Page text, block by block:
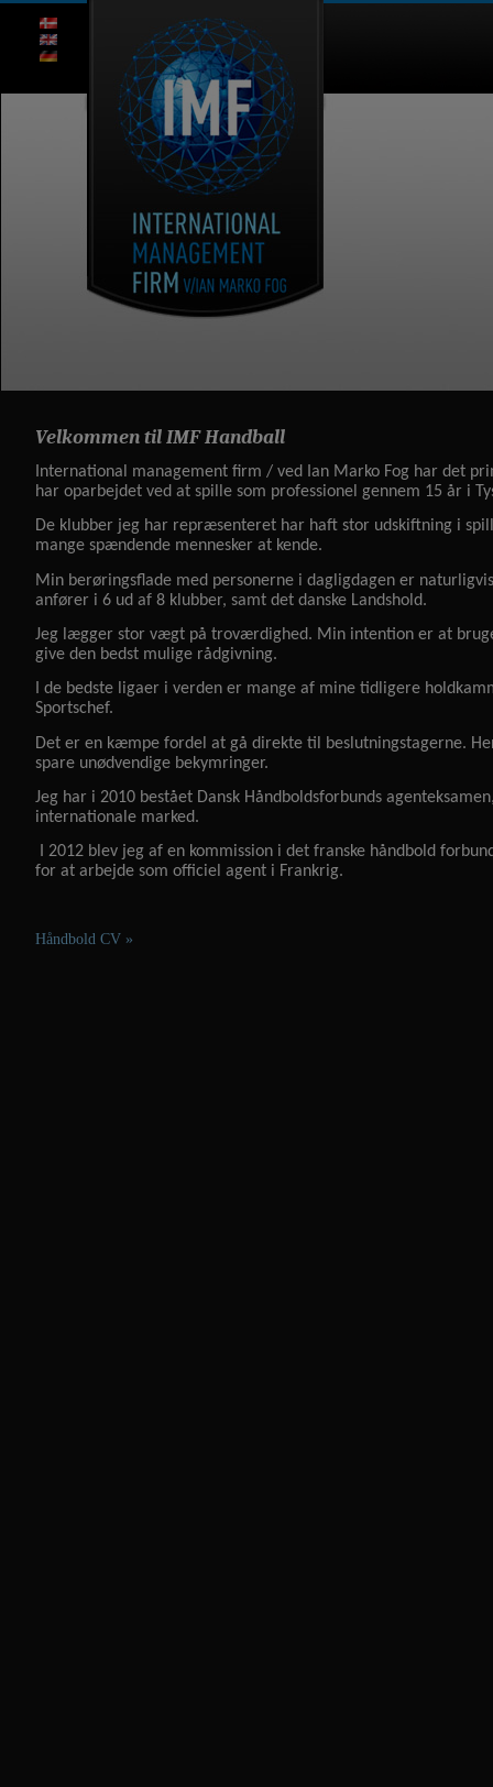
Velkommen til IMF Handball
International management firm / ved Ian Marko Fog har det
har oparbejdet ved at spille som professionel gennem 15 år i
De klubber jeg har repræsenteret har haft stor udskiftning i
mange spændende mennesker at kende.
Min berøringsflade med personerne i dagligdagen er
anfører i 6 ud af 8 klubber, samt det danske Landshold.
Jeg lægger stor vægt på troværdighed. Min intention er at
give den bedst mulige rådgivning.
I de bedste ligaer i verden er mange af mine tidligere
Sportschef.
Det er en kæmpe fordel at gå direkte til beslutningstagerne.
spare unødvendige bekymringer.
Jeg har i 2010 bestået Dansk Håndboldsforbunds
internationale marked.
I 2012 blev jeg af en kommission i det franske håndbold
for at arbejde som officiel agent i Frankrig.
Håndbold CV »